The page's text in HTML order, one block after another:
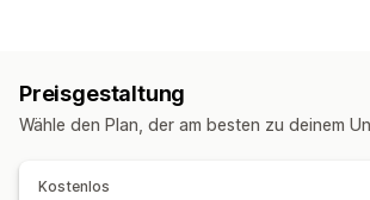
Aktivierungslink
Zugriffskontrolle
Inhalte ausblenden
Kunden-Tagging
Preisgestaltung
Wähle den Plan, der am besten zu deinem
Kostenlos